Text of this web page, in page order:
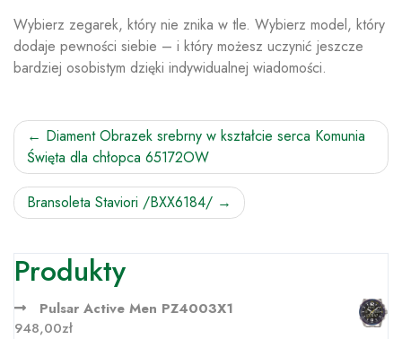
Wybierz zegarek, który nie znika w tle. Wybierz model, który
dodaje pewności siebie – i który możesz uczynić jeszcze
bardziej osobistym dzięki indywidualnej wiadomości.
Nawigacja
wpisu
Diament Obrazek srebrny w kształcie serca Komunia
Święta dla chłopca 65172OW
Bransoleta Staviori /BXX6184/
Produkty
Pulsar Active Men PZ4003X1
948,00zł